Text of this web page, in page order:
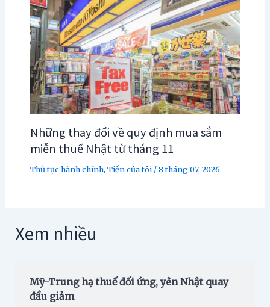
Những thay đổi về quy định mua sắm
miễn thuế Nhật từ tháng 11
Thủ tục hành chính,Tiền của tôi/8 tháng 07, 2026
Xem nhiều
Mỹ-Trung hạ thuế đối ứng, yên Nhật quay
đầu giảm